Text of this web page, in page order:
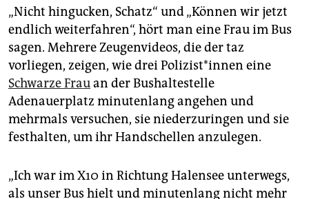
fragen & hilfe
unterstützen
abo
genossenschaft
epaper login
„Nicht hingucken, Schatz“ und „Können wir jetzt
endlich weiterfahren“, hört man eine Frau im Bus
sagen. Mehrere Zeugenvideos, die der taz
vorliegen, zeigen, wie drei Po­li­zis­t*in­nen eine
Schwarze Frauan der Bushaltestelle
Adenauerplatz minutenlang angehen und
mehrmals versuchen, sie niederzuringen und sie
festhalten, um ihr Handschellen anzulegen.
„Ich war im X10 in Richtung Halensee unterwegs,
als unser Bus hielt und minutenlang nicht mehr